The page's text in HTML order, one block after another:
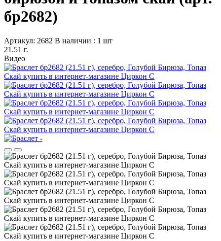
бр2682)
Артикул: 2682 В наличии : 1 шт
21.51 г.
Видео